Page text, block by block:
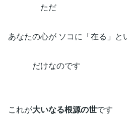
ただ
あなたの心が ソコに「在る」と
だけなのです
これが大いなる根源の世です